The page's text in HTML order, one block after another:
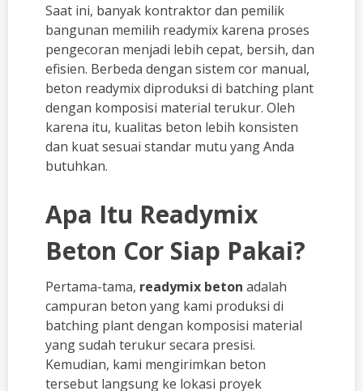
Saat ini, banyak kontraktor dan pemilik
bangunan memilih readymix karena proses
pengecoran menjadi lebih cepat, bersih, dan
efisien. Berbeda dengan sistem cor manual,
beton readymix diproduksi di batching plant
dengan komposisi material terukur. Oleh
karena itu, kualitas beton lebih konsisten
dan kuat sesuai standar mutu yang Anda
butuhkan.
Apa Itu Readymix
Beton Cor Siap Pakai?
Pertama-tama, readymix beton adalah
campuran beton yang kami produksi di
batching plant dengan komposisi material
yang sudah terukur secara presisi.
Kemudian, kami mengirimkan beton
tersebut langsung ke lokasi proyek